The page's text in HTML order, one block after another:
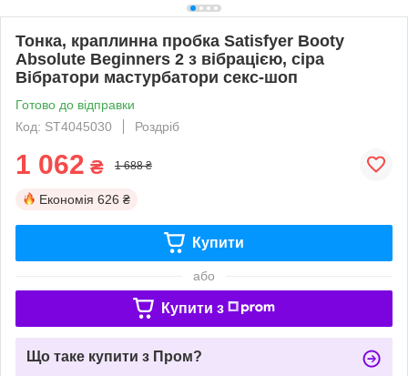
Тонка, краплинна пробка Satisfyer Booty
Absolute Beginners 2 з вібрацією, сіра
Вібратори мастурбатори секс-шоп
Готово до відправки
Код: ST4045030
Роздріб
1 062 ₴ 1 688 ₴
Економія 626 ₴
Купити
або
Купити з
Що таке купити з Пром?